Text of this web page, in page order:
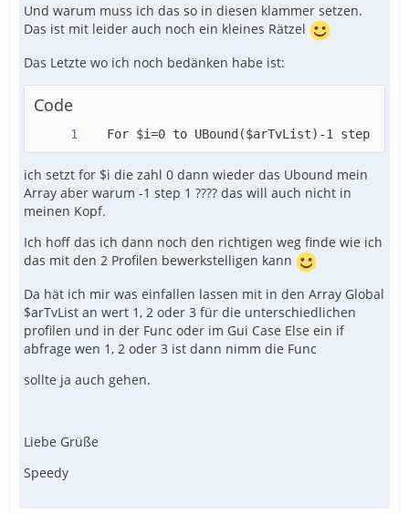
Und warum muss ich das so in diesen klammer setzen.
Das ist mit leider auch noch ein kleines Rätzel
Das Letzte wo ich noch bedänken habe ist:
Code
   For $i=0 to UBound($arTvList)-1 step 1
ich setzt for $i die zahl 0 dann wieder das Ubound mein
Array aber warum -1 step 1 ???? das will auch nicht in
meinen Kopf.
Ich hoff das ich dann noch den richtigen weg finde wie ich
das mit den 2 Profilen bewerkstelligen kann
Da hät ich mir was einfallen lassen mit in den Array Global
$arTvList an wert 1, 2 oder 3 für die unterschiedlichen
profilen und in der Func oder im Gui Case Else ein if
abfrage wen 1, 2 oder 3 ist dann nimm die Func
sollte ja auch gehen.
Liebe Grüße
Speedy